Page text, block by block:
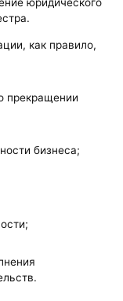
как правило,
прекращении
бизнеса;